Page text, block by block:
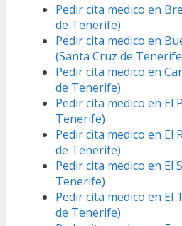
Pedir cita medico en
de Tenerife)
Pedir cita medico en
(Santa Cruz de
Pedir cita medico en
de Tenerife)
Pedir cita medico en El
Tenerife)
Pedir cita medico en El
de Tenerife)
Pedir cita medico en El
Tenerife)
Pedir cita medico en El
de Tenerife)